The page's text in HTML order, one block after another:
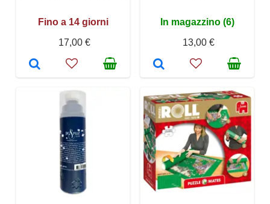
Fino a 14 giorni
17,00 €
In magazzino (6)
13,00 €